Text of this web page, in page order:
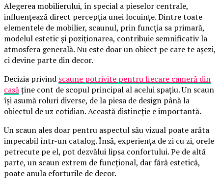
Alegerea mobilierului, în special a pieselor centrale,
influențează direct percepția unei locuințe. Dintre toate
elementele de mobilier, scaunul, prin funcția sa primară,
modelul estetic și poziționarea, contribuie semnificativ la
atmosfera generală. Nu este doar un obiect pe care te așezi,
ci devine parte din decor.
Decizia privind scaune potrivite pentru fiecare cameră din
casăține cont de scopul principal al acelui spațiu. Un scaun
își asumă roluri diverse, de la piesa de design până la
obiectul de uz cotidian. Această distincție e importantă.
Un scaun ales doar pentru aspectul său vizual poate arăta
impecabil într-un catalog. Însă, experiența de zi cu zi, orele
petrecute pe el, pot dezvălui lipsa confortului. Pe de altă
parte, un scaun extrem de funcțional, dar fără estetică,
poate anula eforturile de decor.